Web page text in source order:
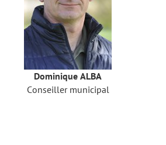
Dominique ALBA
Conseiller municipal